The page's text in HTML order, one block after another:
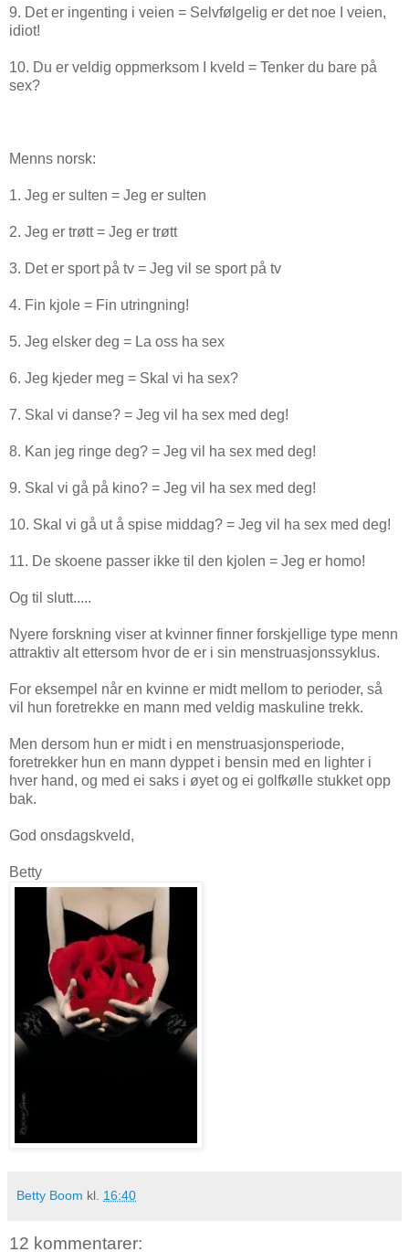
9. Det er ingenting i veien = Selvfølgelig er det noe I veien,
idiot!
10. Du er veldig oppmerksom I kveld = Tenker du bare på
sex?
Menns norsk:
1. Jeg er sulten = Jeg er sulten
2. Jeg er trøtt = Jeg er trøtt
3. Det er sport på tv = Jeg vil se sport på tv
4. Fin kjole = Fin utringning!
5. Jeg elsker deg = La oss ha sex
6. Jeg kjeder meg = Skal vi ha sex?
7. Skal vi danse? = Jeg vil ha sex med deg!
8. Kan jeg ringe deg? = Jeg vil ha sex med deg!
9. Skal vi gå på kino? = Jeg vil ha sex med deg!
10. Skal vi gå ut å spise middag? = Jeg vil ha sex med deg!
11. De skoene passer ikke til den kjolen = Jeg er homo!
Og til slutt.....
Nyere forskning viser at kvinner finner forskjellige type menn
attraktiv alt ettersom hvor de er i sin menstruasjonssyklus.
For eksempel når en kvinne er midt mellom to perioder, så
vil hun foretrekke en mann med veldig maskuline trekk.
Men dersom hun er midt i en menstruasjonsperiode,
foretrekker hun en mann dyppet i bensin med en lighter i
hver hand, og med ei saks i øyet og ei golfkølle stukket opp
bak.
God onsdagskveld,
Betty
Betty Boom kl. 16:40
12 kommentarer: